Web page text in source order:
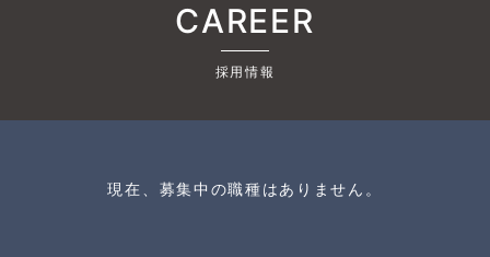
CAREER
採用情報
現在、募集中の職種はありません。